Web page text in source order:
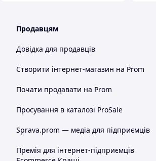
Продавцям
Довідка для продавців
Створити інтернет-магазин на Prom
Почати продавати на Prom
Просування в каталозі ProSale
Sprava.prom — медіа для підприємців
Премія для інтернет-підприємців